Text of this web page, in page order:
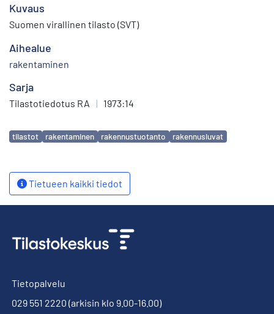
Kuvaus
Suomen virallinen tilasto (SVT)
Aihealue
rakentaminen
Sarja
Tilastotiedotus RA | 1973:14
Avainsanat
tilastot rakentaminen rakennustuotanto rakennusluvat
Tietueen kaikki tiedot
Tietopalvelu
029 551 2220 (arkisin klo 9.00-16.00)